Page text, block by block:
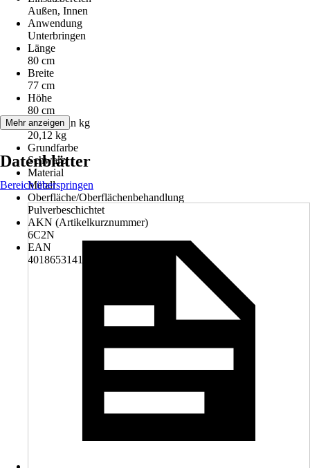
Außen, Innen
Anwendung
Unterbringen
Länge
80 cm
Breite
77 cm
Höhe
80 cm
Gewicht in kg
20,12 kg
Grundfarbe
Schwarz
Material
Metall
Oberfläche/Oberflächenbehandlung
Pulverbeschichtet
AKN (Artikelkurznummer)
6C2N
EAN
4018653141182
Mehr anzeigen
Datenblätter
Bereich überspringen